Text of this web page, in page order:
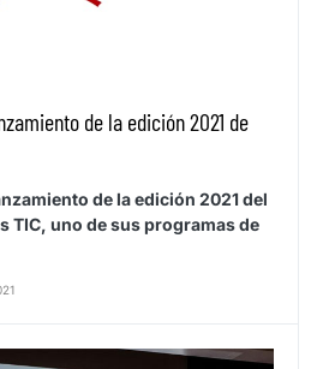
de la edición 2021 de
de la edición 2021 del
TIC, uno de sus programas de